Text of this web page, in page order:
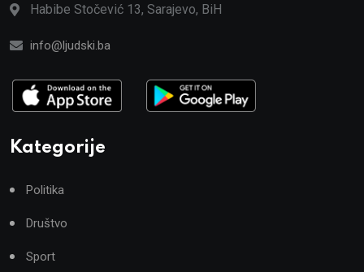
Habibe Stočević 13, Sarajevo, BiH
info@ljudski.ba
Kategorije
Politika
Društvo
Sport